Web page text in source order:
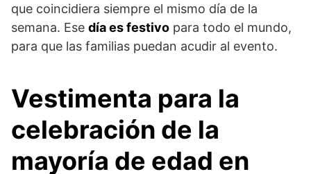
que coincidiera siempre el mismo día de la
semana. Ese día es festivo para todo el mundo,
para que las familias puedan acudir al evento.
Vestimenta para la
celebración de la
mayoría de edad en